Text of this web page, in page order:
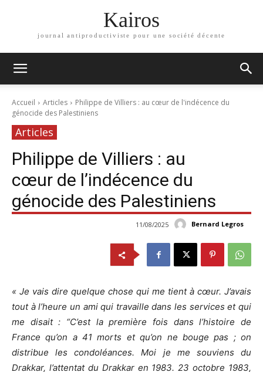
Kairos
journal antiproductiviste pour une société décente
Accueil Articles
Philippe de Villiers : au cœur de l'indécence du
génocide des Palestiniens
Articles
Philippe de Villiers : au
cœur de l’indécence du
génocide des Palestiniens
Bernard Legros
11/08/2025
« Je vais dire quelque chose qui me tient à cœur. J’avais
tout à l’heure un ami qui travaille dans les services et qui
me disait : “C’est la première fois dans l’histoire de
France qu’on a 41 morts et qu’on ne bouge pas ; on
distribue les condoléances. Moi je me souviens du
Drakkar, l’attentat du Drakkar en 1983. 23 octobre 1983,